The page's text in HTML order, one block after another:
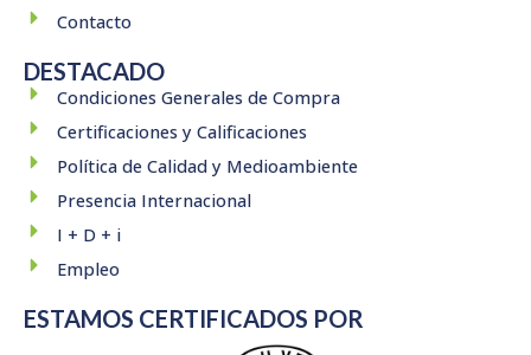
Contacto
DESTACADO
Condiciones Generales de Compra
Certificaciones y Calificaciones
Política de Calidad y Medioambiente
Presencia Internacional
I + D + i
Empleo
ESTAMOS CERTIFICADOS POR